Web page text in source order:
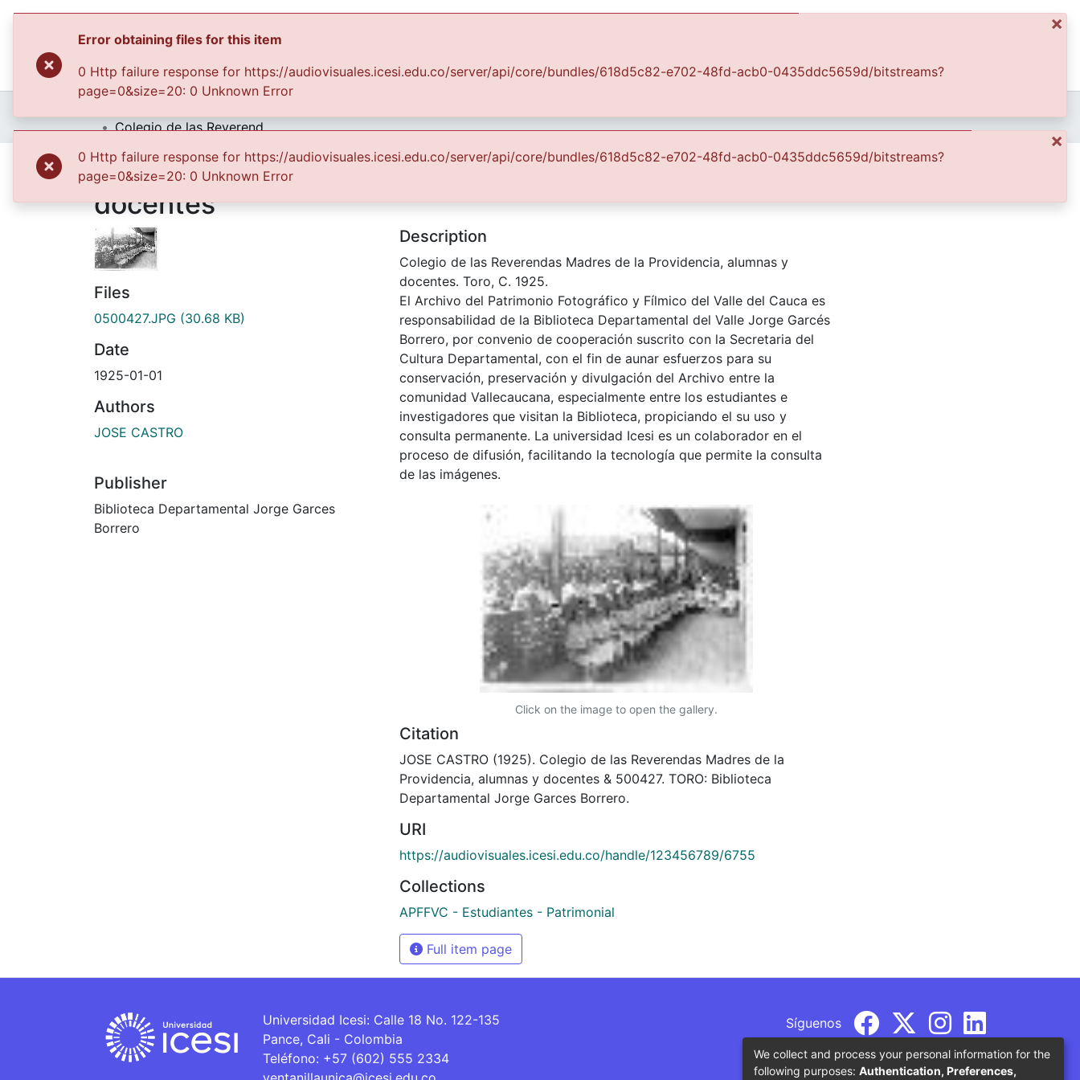
Colegio de las Reverendas Madres de la Providencia, alumnas y docentes
Colegio de las Reverendas Madres de la Providencia, alumnas y
docentes
Files
0500427.JPG (30.68 KB)
Date
1925-01-01
Authors
JOSE CASTRO
Publisher
Biblioteca Departamental Jorge Garces
Borrero
Description
Colegio de las Reverendas Madres de la Providencia, alumnas y
docentes. Toro, C. 1925.
El Archivo del Patrimonio Fotográfico y Fílmico del Valle del Cauca es
responsabilidad de la Biblioteca Departamental del Valle Jorge Garcés
Borrero, por convenio de cooperación suscrito con la Secretaria del
Cultura Departamental, con el fin de aunar esfuerzos para su
conservación, preservación y divulgación del Archivo entre la
comunidad Vallecaucana, especialmente entre los estudiantes e
investigadores que visitan la Biblioteca, propiciando el su uso y
consulta permanente. La universidad Icesi es un colaborador en el
proceso de difusión, facilitando la tecnología que permite la consulta
de las imágenes.
Click on the image to open the gallery.
Citation
JOSE CASTRO (1925). Colegio de las Reverendas Madres de la
Providencia, alumnas y docentes & 500427. TORO: Biblioteca
Departamental Jorge Garces Borrero.
URI
https://audiovisuales.icesi.edu.co/handle/123456789/6755
Collections
APFFVC - Estudiantes - Patrimonial
Full item page
Universidad Icesi: Calle 18 No. 122-135
Pance, Cali - Colombia
Teléfono: +57 (602) 555 2334
Síguenos
×
Error obtaining files for this item
0 Http failure response for https://audiovisuales.icesi.edu.co/server/api/core/bundles/618d5c82-e702-48fd-acb0-0435ddc5659d/bitstreams?
page=0&size=20: 0 Unknown Error
×
0 Http failure response for https://audiovisuales.icesi.edu.co/server/api/core/bundles/618d5c82-e702-48fd-acb0-0435ddc5659d/bitstreams?
page=0&size=20: 0 Unknown Error
We collect and process your personal information for the
following purposes: Authentication, Preferences,